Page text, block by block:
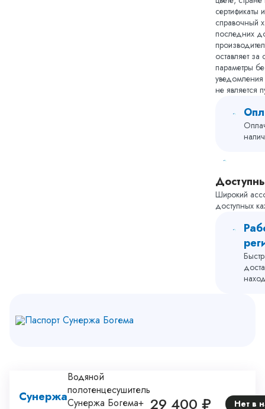
также
же
систем
(возврату)
наличии
датой
сертификаты
справочный
последних
оставляет
параметры
не является
Широкий
доступных
Паспорт Сунержа Богема
Сунержа
Водяной
полотенцесушитель
Сунержа Богема+ 29 400 ₽ Нет в